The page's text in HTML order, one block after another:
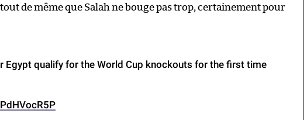
de même que Salah ne bouge pas trop, certainement pour